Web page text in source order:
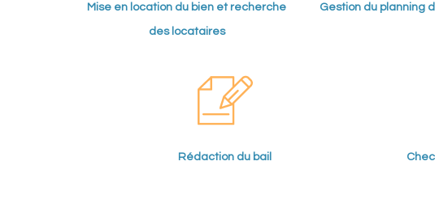
Mise en location du bien et recherche
des locataires
Gestion du planning
Rédaction du bail